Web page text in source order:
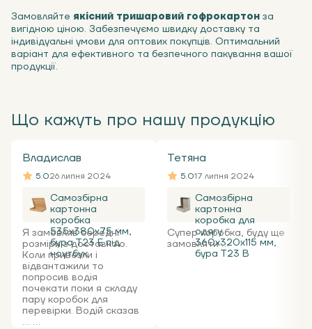
Замовляйте якісний тришаровий гофрокартон за
вигідною ціною. Забезпечуємо швидку доставку та
індивідуальні умови для оптових покупців. Оптимальний
варіант для ефективного та безпечного пакування вашої
продукції.
Що кажуть про нашу продукцію
Владислав
5.026 липня 2024
Самозбірна
картонна
коробка
535x380x75 мм,
бура Т23 Е під
ноутбук
Я замовляв середні
розміри з доставкою.
Коли привезли і
відвантажили то
попросив водія
почекати поки я складу
пару коробок для
перевірки. Водій сказав
... ...
Тетяна
5.017 липня 2024
Самозбірна
картонна
коробка для
одягу
360х320х115 мм,
бура Т23 В
Супер коробка, буду ще
замовляти ...